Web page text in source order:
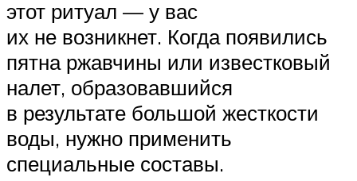
этот ритуал — у вас
их не возникнет. Когда появились
пятна ржавчины или известковый
налет, образовавшийся
в результате большой жесткости
воды, нужно применить
специальные составы.